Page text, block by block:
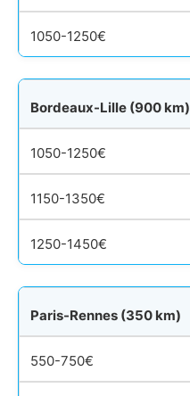
1050-1250€
Bordeaux-Lille (900 km)
1050-1250€
1150-1350€
1250-1450€
Paris-Rennes (350 km)
550-750€